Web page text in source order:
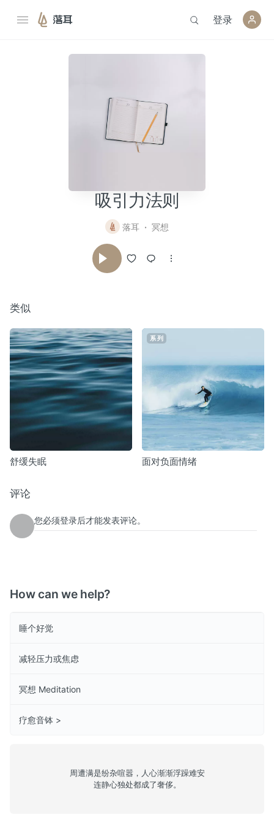
落耳 登录
吸引力法则
落耳 冥想
类似
舒缓失眠
系列
面对负面情绪
评论
您必须登录后才能发表评论。
How can we help?
睡个好觉
减轻压力或焦虑
冥想 Meditation
疗愈音钵 >
周遭满是纷杂喧嚣，人心渐渐浮躁难安
连静心独处都成了奢侈。